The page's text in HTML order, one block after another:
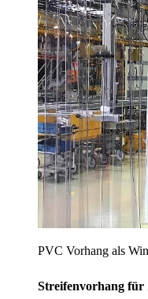
PVC Vorhang als
Streifenvorhang für